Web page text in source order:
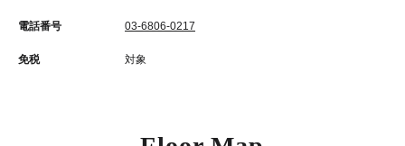
電話番号 03-6806-0217
免税 対象